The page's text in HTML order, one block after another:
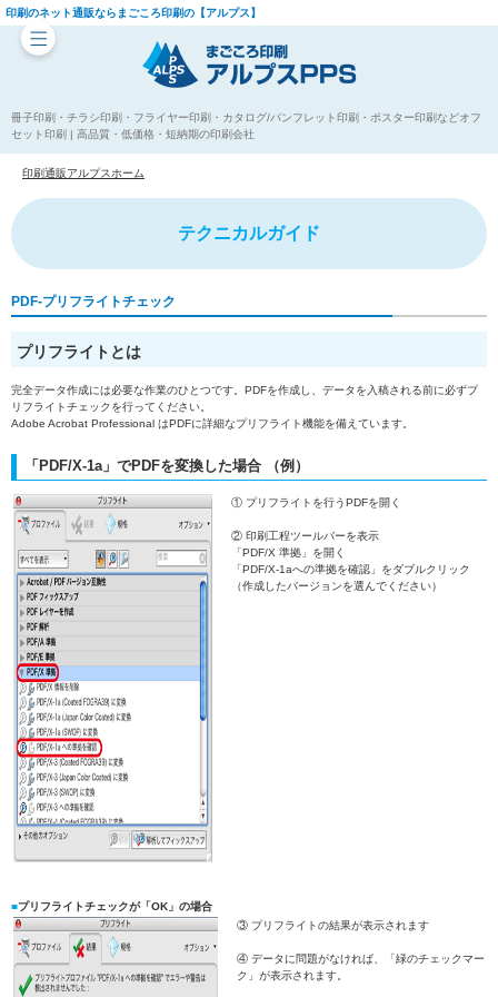
印刷のネット通販ならまごころ印刷の【アルプス】
冊子印刷・チラシ印刷・フライヤー印刷・カタログ/パンフレット印刷・ポスター印刷などオフ
セット印刷 | 高品質・低価格・短納期の印刷会社
印刷通販アルプスホーム
テクニカルガイド
PDF-プリフライトチェック
プリフライトとは
完全データ作成には必要な作業のひとつです。PDFを作成し、データを入稿される前に必ずプ
リフライトチェックを行ってください。
Adobe Acrobat Professional はPDFに詳細なプリフライト機能を備えています。
「PDF/X-1a」でPDFを変換した場合 （例）
① プリフライトを行うPDFを開く
② 印刷工程ツールバーを表示
「PDF/X 準拠」を開く
「PDF/X-1aへの準拠を確認」をダブルクリック
（作成したバージョンを選んでください）
■プリフライトチェックが「OK」の場合
③ プリフライトの結果が表示されます
④ データに問題がなければ、「緑のチェックマー
ク」が表示されます。